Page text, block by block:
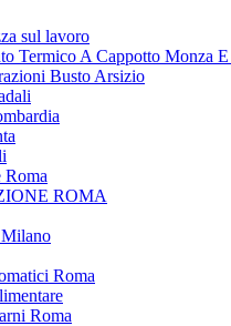
sul lavoro
Termico A Cappotto Monza
Busto Arsizio
Roma
ROMA
Roma
Roma